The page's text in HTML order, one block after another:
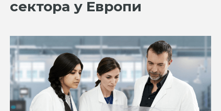
сектора у Европи